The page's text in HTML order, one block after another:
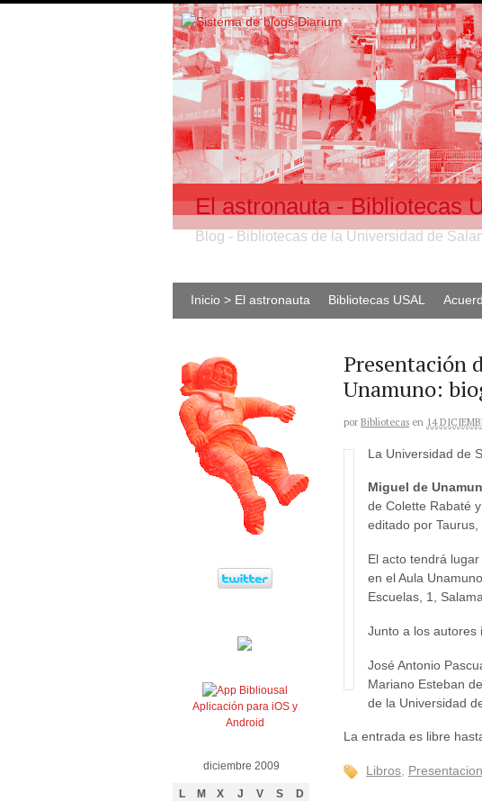
El astronauta - Bibliotecas
Blog - Bibliotecas de la Universidad de
Inicio > El astronauta Bibliotecas USAL
Presentación
Unamuno:
por Bibliotecas en 14
La Universidad de
Miguel de
de Colette Rabaté
editado por Taurus,
El acto tendrá
en el Aula
Escuelas, 1,
Junto a los autores
José Antonio
Mariano Esteban
de la Universidad
La entrada es libre
Libros,
Aplicación para iOS y
Android
diciembre 2009
L M X J V S D